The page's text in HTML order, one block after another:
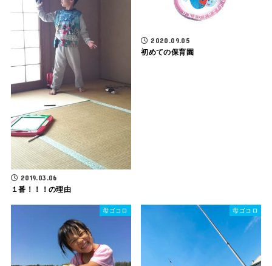
2019.03.06
１番！！！の理由
2020.09.05
初めての保育園
母ゴコロ 母ゴコロ